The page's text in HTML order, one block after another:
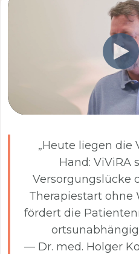
„Heute liegen die
Hand: ViViRA
Versorgungslücke
Therapiestart ohne
fördert die
— Dr. med. Holger